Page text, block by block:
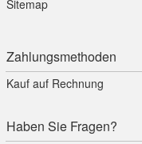
Sitemap
Zahlungsmethoden
Kauf auf Rechnung
Haben Sie Fragen?